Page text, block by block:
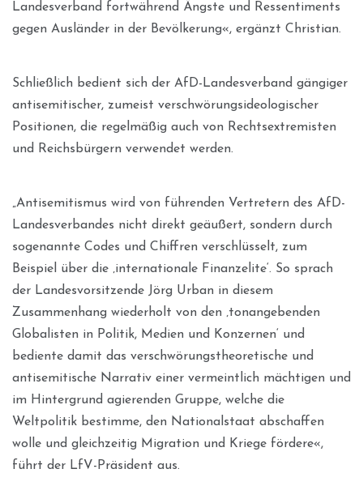
Landesverband fortwährend Ängste und Ressentiments
gegen Ausländer in der Bevölkerung«, ergänzt Christian.
Schließlich bedient sich der AfD-Landesverband gängiger
antisemitischer, zumeist verschwörungsideologischer
Positionen, die regelmäßig auch von Rechtsextremisten
und Reichsbürgern verwendet werden.
„Antisemitismus wird von führenden Vertretern des AfD-
Landesverbandes nicht direkt geäußert, sondern durch
sogenannte Codes und Chiffren verschlüsselt, zum
Beispiel über die ‚internationale Finanzelite‘. So sprach
der Landesvorsitzende Jörg Urban in diesem
Zusammenhang wiederholt von den ‚tonangebenden
Globalisten in Politik, Medien und Konzernen‘ und
bediente damit das verschwörungstheoretische und
antisemitische Narrativ einer vermeintlich mächtigen und
im Hintergrund agierenden Gruppe, welche die
Weltpolitik bestimme, den Nationalstaat abschaffen
wolle und gleichzeitig Migration und Kriege fördere«,
führt der LfV-Präsident aus.